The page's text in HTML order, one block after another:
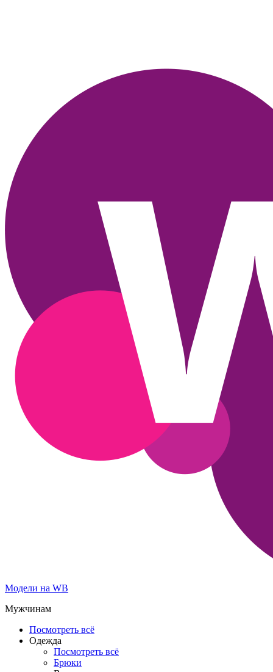
Модели на WB
Мужчинам
Посмотреть всё
Одежда
Посмотреть всё
Брюки